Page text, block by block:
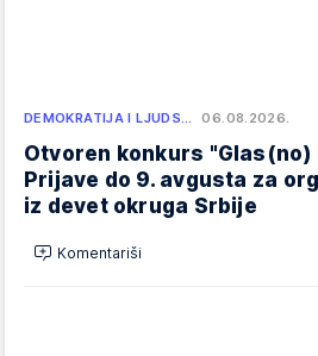
DEMOKRATIJA I LJUDS… 06.08.2026.
Otvoren konkurs "Glas(no)
Prijave do 9. avgusta za
iz devet okruga Srbije
Komentariši